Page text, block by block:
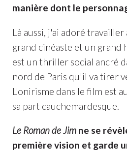
manière dont le
Là aussi, j'ai adoré travailler
grand cinéaste et un grand
est un thriller social ancré
nord de Paris qu'il va tirer
L'onirisme dans le film est
sa part cauchemardesque.
Le Roman de Jimne se
première vision et garde